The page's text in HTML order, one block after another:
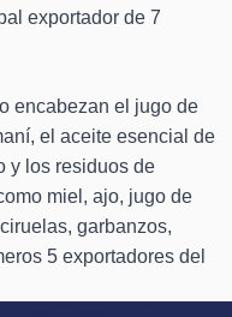
exportador de 7
encabezan el jugo de
el aceite esencial de
y los residuos de
miel, ajo, jugo de
garbanzos,
5 exportadores del